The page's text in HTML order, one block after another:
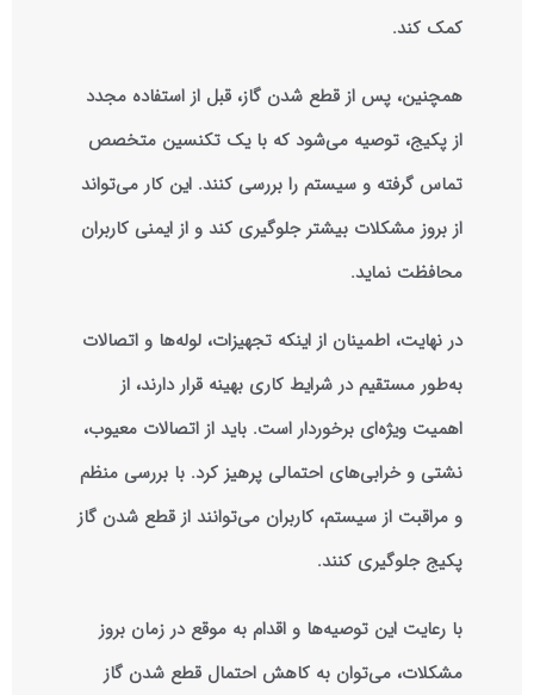
کمک کند.
همچنین، پس از قطع شدن گاز، قبل از استفاده مجدد
از پکیج، توصیه می‌شود که با یک تکنسین متخصص
تماس گرفته و سیستم را بررسی کنند. این کار می‌تواند
از بروز مشکلات بیشتر جلوگیری کند و از ایمنی کاربران
محافظت نماید.
در نهایت، اطمینان از اینکه تجهیزات، لوله‌ها و اتصالات
به‌طور مستقیم در شرایط کاری بهینه قرار دارند، از
اهمیت ویژه‌ای برخوردار است. باید از اتصالات معیوب،
نشتی و خرابی‌های احتمالی پرهیز کرد. با بررسی منظم
و مراقبت از سیستم، کاربران می‌توانند از قطع شدن گاز
پکیج جلوگیری کنند.
با رعایت این توصیه‌ها و اقدام به موقع در زمان بروز
مشکلات، می‌توان به کاهش احتمال قطع شدن گاز